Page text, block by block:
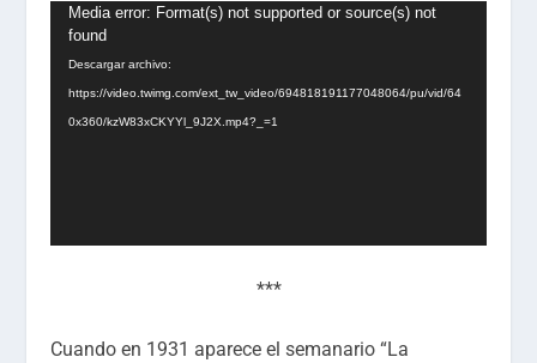
Reproductor
de
vídeo
Media error: Format(s) not supported or source(s) not
found
Descargar archivo:
https://video.twimg.com/ext_tw_video/694818191177048064/pu/vid/64
0x360/kzW83xCKYYl_9J2X.mp4?_=1
***
Cuando en 1931 aparece el semanario “La